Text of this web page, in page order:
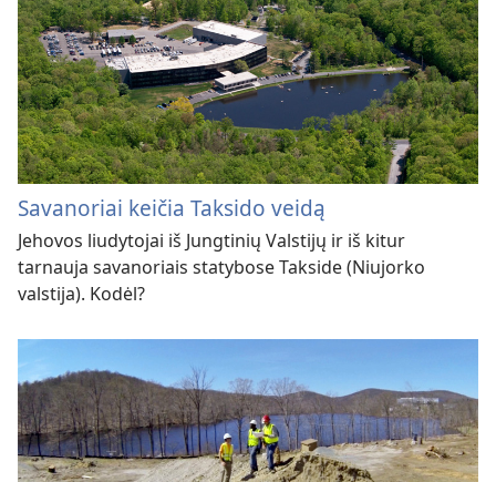
Savanoriai keičia Taksido veidą
Jehovos liudytojai iš Jungtinių Valstijų ir iš kitur
tarnauja savanoriais statybose Takside (Niujorko
valstija). Kodėl?